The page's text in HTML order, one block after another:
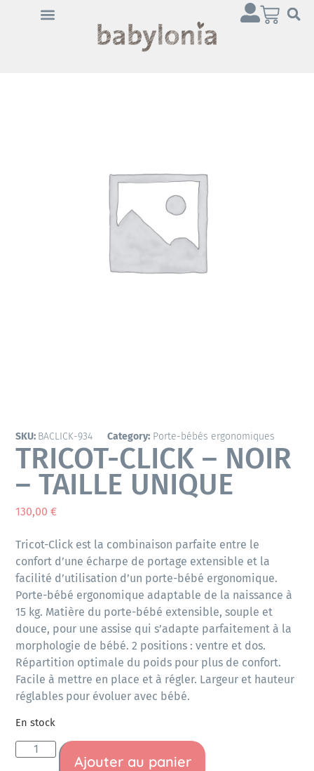
SKU: BACLICK-934 Category: Porte-bébés ergonomiques
TRICOT-CLICK – NOIR
– TAILLE UNIQUE
130,00€
Tricot-Click est la combinaison parfaite entre le
confort d’une écharpe de portage extensible et la
facilité d’utilisation d’un porte-bébé ergonomique.
Porte-bébé ergonomique adaptable de la naissance à
15 kg. Matière du porte-bébé extensible, souple et
douce, pour une assise qui s’adapte parfaitement à la
morphologie de bébé. 2 positions : ventre et dos.
Répartition optimale du poids pour plus de confort.
Facile à mettre en place et à régler. Largeur et hauteur
réglables pour évoluer avec bébé.
En stock
Ajouter au panier